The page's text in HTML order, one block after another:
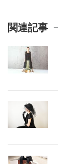
関連記事